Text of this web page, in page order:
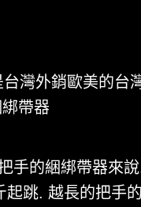
灣外銷歐美的台
帶器
手的綑綁帶器來
起跳. 越長的把手